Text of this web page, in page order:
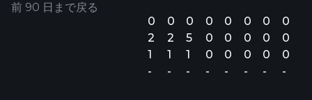
前 90 日まで戻る
0
2
1
-
0
2
1
-
0
5
1
-
0
0
0
-
0
0
0
-
0
0
0
-
0
0
0
-
0
0
0
-